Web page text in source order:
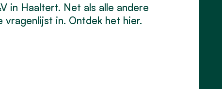
in Haaltert. Net als alle andere
in. Ontdek het hier.